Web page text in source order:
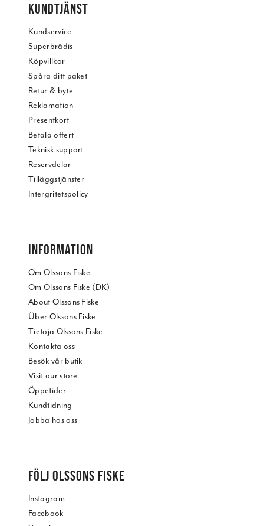
KUNDTJÄNST
Kundservice
Superbrådis
Köpvillkor
Spåra ditt paket
Retur & byte
Reklamation
Presentkort
Betala offert
Teknisk support
Reservdelar
Tilläggstjänster
Intergritetspolicy
INFORMATION
Om Olssons Fiske
Om Olssons Fiske (DK)
About Olssons Fiske
Über Olssons Fiske
Tietoja Olssons Fiske
Kontakta oss
Besök vår butik
Visit our store
Öppetider
Kundtidning
Jobba hos oss
FÖLJ OLSSONS FISKE
Instagram
Facebook